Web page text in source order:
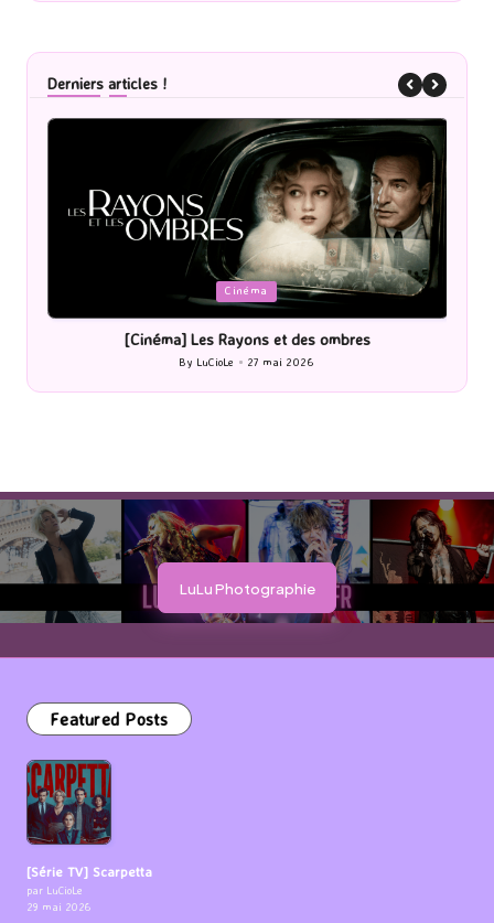
Derniers articles !
in
Cinéma
[Cinéma] Les Rayons et des ombres
Posted
by
By LuCioLe 27 mai 2026
LuLu Photographie
Featured Posts
[Série TV] Scarpetta
par LuCioLe
29 mai 2026